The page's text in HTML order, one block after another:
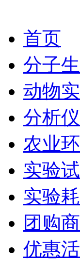
首页
分子
动物
分析
农业
实验
实验
团购
优惠